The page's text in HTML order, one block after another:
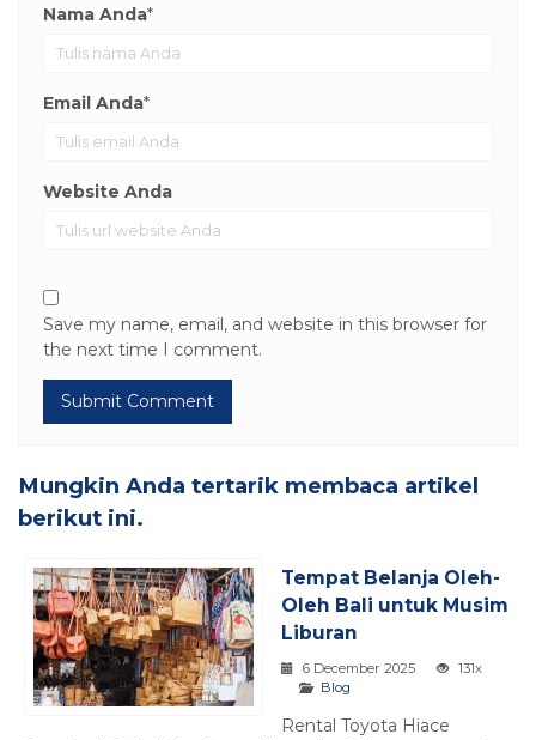
Nama Anda*
Email Anda*
Website Anda
Save my name, email, and website in this browser for
the next time I comment.
Mungkin Anda tertarik membaca artikel
berikut ini.
Tempat Belanja Oleh-
Oleh Bali untuk Musim
Liburan
6 December 2025
131x
Blog
Rental Toyota Hiace